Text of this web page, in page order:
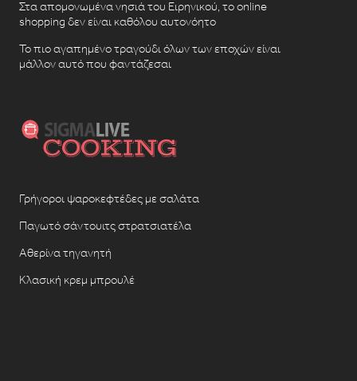
Στα απομονωμένα νησιά του Ειρηνικού, το online
shopping δεν είναι καθόλου αυτονόητο
Το πιο αγαπημένο τραγούδι όλων των εποχών είναι
μάλλον αυτό που φαντάζεσαι
Γρήγοροι ψαροκεφτέδες με σαλάτα
Παγωτό σάντουιτς στρατσιατέλα
Αθερίνα τηγανητή
Κλασική κρεμ μπρουλέ